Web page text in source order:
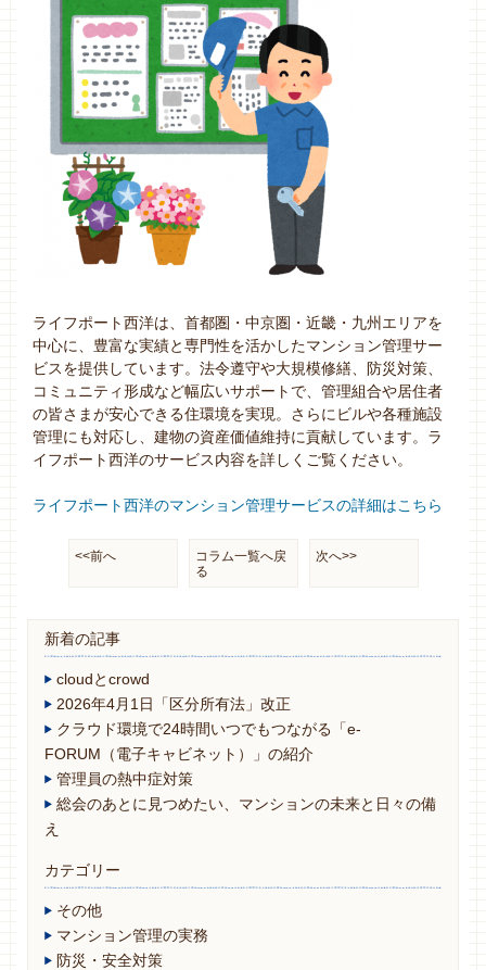
ライフポート西洋は、首都圏・中京圏・近畿・九州エリアを
中心に、豊富な実績と専門性を活かしたマンション管理サー
ビスを提供しています。法令遵守や大規模修繕、防災対策、
コミュニティ形成など幅広いサポートで、管理組合や居住者
の皆さまが安心できる住環境を実現。さらにビルや各種施設
管理にも対応し、建物の資産価値維持に貢献しています。ラ
イフポート西洋のサービス内容を詳しくご覧ください。
ライフポート西洋のマンション管理サービスの詳細はこちら
<<前へ
コラム一覧へ戻
る
次へ>>
新着の記事
cloudとcrowd
2026年4月1日「区分所有法」改正
クラウド環境で24時間いつでもつながる「e-
FORUM（電子キャビネット）」の紹介
管理員の熱中症対策
総会のあとに見つめたい、マンションの未来と日々の備
え
カテゴリー
その他
マンション管理の実務
防災・安全対策